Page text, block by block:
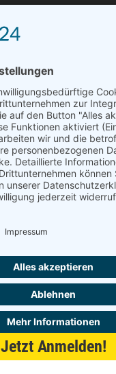
Jetzt Anmelden!
040 / 21 04 04
glinde@topf-
Desktop-Version